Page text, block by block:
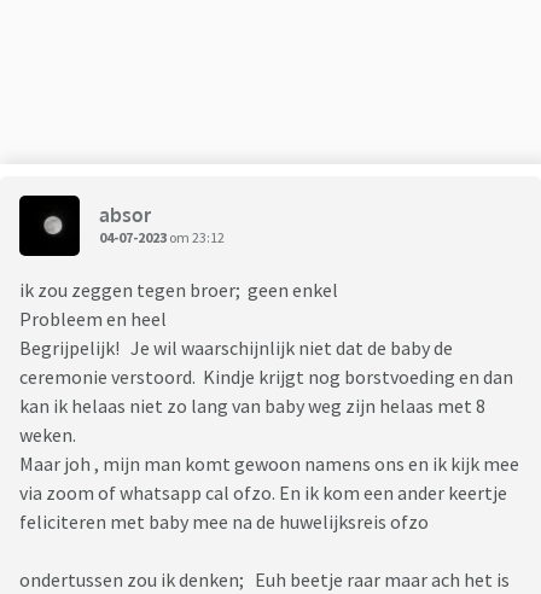
absor
04-07-2023 om 23:12
ik zou zeggen tegen broer; geen enkel
Probleem en heel
Begrijpelijk! Je wil waarschijnlijk niet dat de baby de
ceremonie verstoord. Kindje krijgt nog borstvoeding en dan
kan ik helaas niet zo lang van baby weg zijn helaas met 8
weken.
Maar joh , mijn man komt gewoon namens ons en ik kijk mee
via zoom of whatsapp cal ofzo. En ik kom een ander keertje
feliciteren met baby mee na de huwelijksreis ofzo
ondertussen zou ik denken; Euh beetje raar maar ach het is